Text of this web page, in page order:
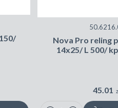
Nova Pro reling
14x25/ L 500/
45.01